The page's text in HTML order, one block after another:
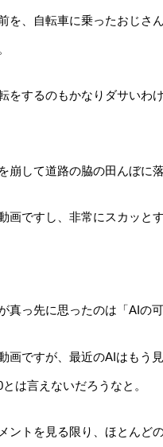
を、自転車に乗ったおじさ
をするのもかなりダサいわ
崩して道路の脇の田んぼに
画ですし、非常にスカッと
真っ先に思ったのは「AIの
画ですが、最近のAIはもう
は言えないだろうなと。
ントを見る限り、ほとんど